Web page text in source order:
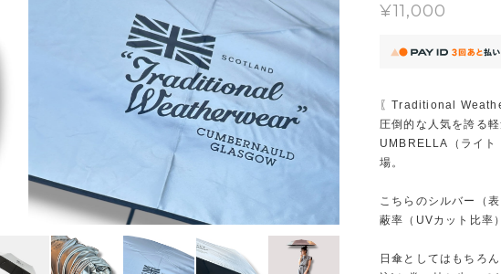
¥11,000
〖Traditional
圧倒的な人気を誇る
UMBRELLA（ライト
場。
こちらのシルバー（
蔽率（UVカット比率
日傘としてはもちろ